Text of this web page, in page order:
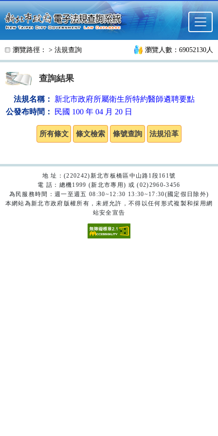
跳至主要內容
瀏覽路徑： > 法規查詢 瀏覽人數：69052130人
查詢結果
法規名稱：
新北市政府所屬衛生所特約醫師遴聘要點
公發布時間：
民國 100 年 04 月 20 日
地 址：(220242)新北市板橋區中山路1段161號
電 話：總機1999 (新北市專用) 或 (02)2960-3456
為民服務時間：週一至週五 08:30~12:30 13:30~17:30(國定假日除外)
本網站為新北市政府版權所有，未經允許，不得以任何形式複製和採用網
站安全宣告